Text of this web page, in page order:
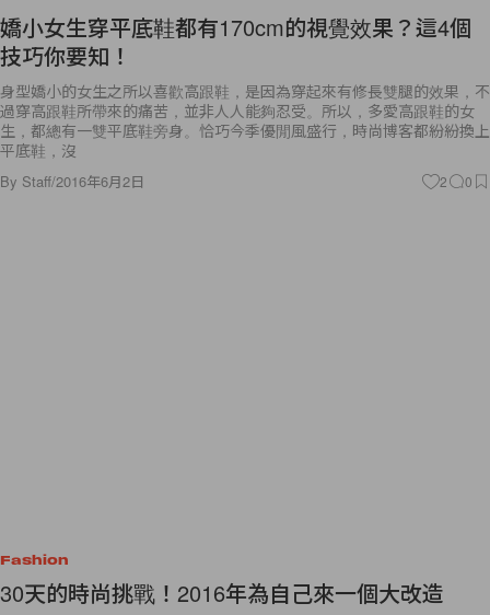
嬌小女生穿平底鞋都有170cm的視覺效果？這4個
技巧你要知！
身型嬌小的女生之所以喜歡高跟鞋，是因為穿起來有修長雙腿的效果，不
過穿高跟鞋所帶來的痛苦，並非人人能夠忍受。所以，多愛高跟鞋的女
生，都總有一雙平底鞋旁身。恰巧今季優閒風盛行，時尚博客都紛紛換上
平底鞋，沒
By Staff/2016年6月2日 2 0
Fashion
30天的時尚挑戰！2016年為自己來一個大改造